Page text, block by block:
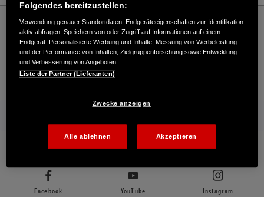
Honda
Rasen und Garten
Kulow GmbH - Garten – Honda - HONDA Deutschland Offizielle Website | The Power
of Dreams
Folgen Sie uns auf
Facebook YouTube Instagram
Folgendes bereitzustellen:
Verwendung genauer Standortdaten. Endgeräteeigenschaften zur Identifikation
aktiv abfragen. Speichern von oder Zugriff auf Informationen auf einem
Endgerät. Personalisierte Werbung und Inhalte, Messung von Werbeleistung
und der Performance von Inhalten, Zielgruppenforschung sowie Entwicklung
und Verbesserung von Angeboten.
Liste der Partner (Lieferanten)
Zwecke anzeigen
Alle ablehnen Akzeptieren